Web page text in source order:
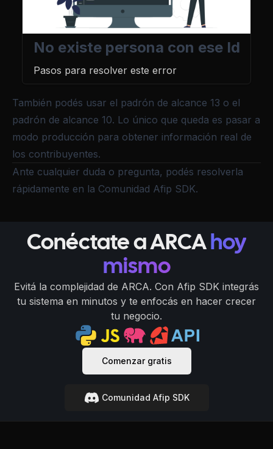
No existe persona con ese Id
Pasos para resolver este error
También podés usar el padrón de alcance 13 o el
padrón de alcance 10. Lo único que queda es pasar a
modo producción para obtener información real de
los contribuyentes.
Ante cualquier duda o pregunta, podés resolverla
rápidamente en la Comunidad Afip SDK.
Conéctate a ARCA hoy
mismo
Evitá la complejidad de ARCA. Con Afip SDK integrás
tu sistema en minutos y te enfocás en hacer crecer
tu negocio.
Comenzar gratis
Comunidad Afip SDK